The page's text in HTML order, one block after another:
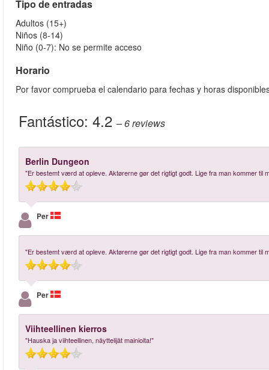
Tipo de entradas
Adultos (15+)
Niños (8-14)
Niño (0-7): No se permite acceso
Horario
Por favor comprueba el calendario para fechas y horas
Fantástico: 4.2 – 6reviews
Berlin Dungeon
"Er bestemt værd at opleve. Aktørerne gør det rigtigt godt. Lige fra man kommer til
Per
"Er bestemt værd at opleve. Aktørerne gør det rigtigt godt. Lige fra man kommer til
Per
Viihteellinen kierros
"Hauska ja viihteellinen, näyttelijät mainioita!"